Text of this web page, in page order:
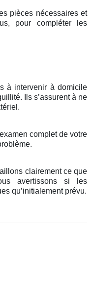
pièces nécessaires et
pour compléter les
à intervenir à domicile
Ils s’assurent à ne
complet de votre
clairement ce que
avertissons si les
qu’initialement prévu.